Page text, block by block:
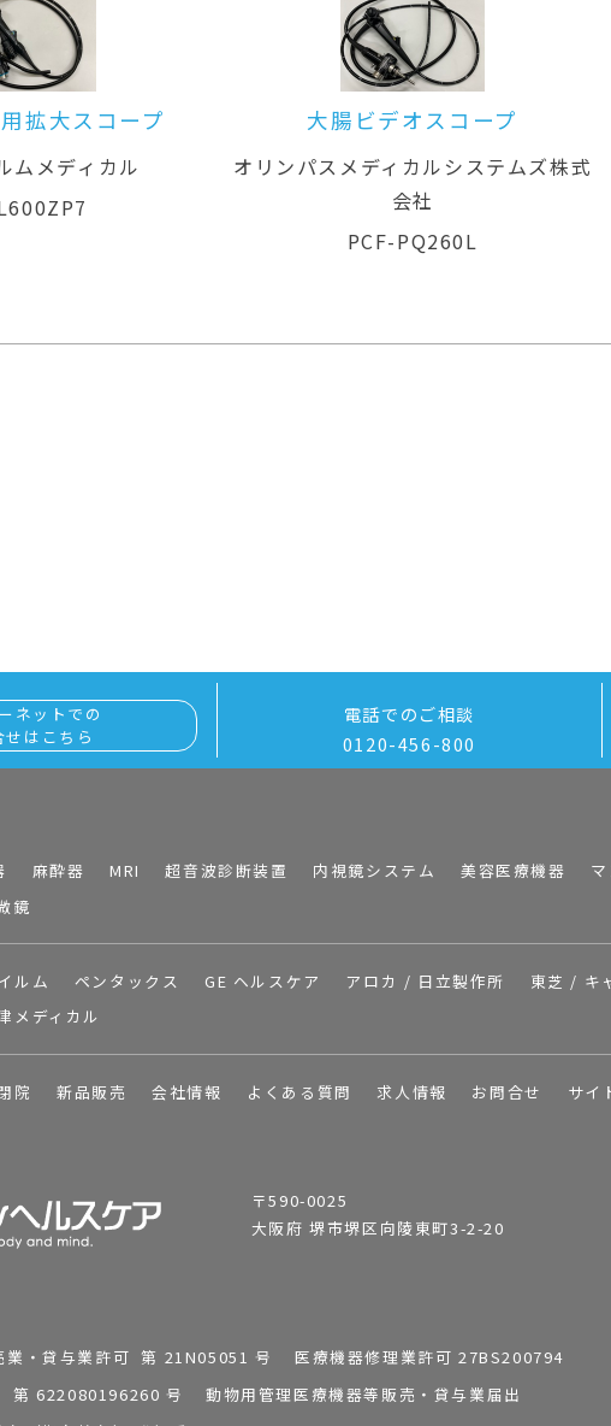
腸ビデオスコープ
メディカルシステムズ株式
会社
大腸ビデオスコープ
オリンパスメディカルシステム
CF-H260AI
ネットでの
せはこちら
電話でのご相談
0120-456-800
麻酔器 MRI 超音波診断装置 内視鏡システム 美容医療機器
鏡
ルム ペンタックス GE ヘルスケア アロカ / 日立製作所 東芝 / キ
メディカル
院 新品販売 会社情報 よくある質問 求人情報 お問合せ サイ
〒590-0025
大阪府 堺市堺区向陵東町3-2-20
業・貸与業許可 第 21N05051 号 医療機器修理業許可 27BS200794
第 622080196260 号 動物用管理医療機器等販売・貸与業届出